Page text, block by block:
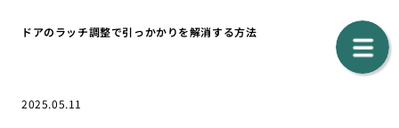
ドアのラッチ調整で引っかかりを解消する方法
2025.05.11